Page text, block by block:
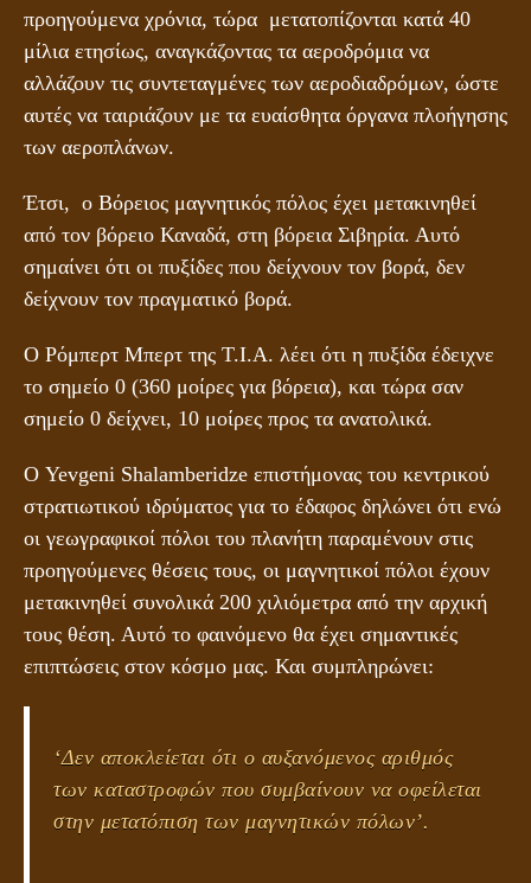
προηγούμενα χρόνια, τώρα μετατοπίζονται κατά 40
μίλια ετησίως, αναγκάζοντας τα αεροδρόμια να
αλλάζουν τις συντεταγμένες των αεροδιαδρόμων, ώστε
αυτές να ταιριάζουν με τα ευαίσθητα όργανα πλοήγησης
των αεροπλάνων.
Έτσι, ο Βόρειος μαγνητικός πόλος έχει μετακινηθεί
από τον βόρειο Καναδά, στη βόρεια Σιβηρία. Αυτό
σημαίνει ότι οι πυξίδες που δείχνουν τον βορά, δεν
δείχνουν τον πραγματικό βορά.
Ο Ρόμπερτ Μπερτ της Τ.Ι.Α. λέει ότι η πυξίδα έδειχνε
το σημείο 0 (360 μοίρες για βόρεια), και τώρα σαν
σημείο 0 δείχνει, 10 μοίρες προς τα ανατολικά.
Ο Yevgeni Shalamberidze επιστήμονας του κεντρικού
στρατιωτικού ιδρύματος για το έδαφος δηλώνει ότι ενώ
οι γεωγραφικοί πόλοι του πλανήτη παραμένουν στις
προηγούμενες θέσεις τους, οι μαγνητικοί πόλοι έχουν
μετακινηθεί συνολικά 200 χιλιόμετρα από την αρχική
τους θέση. Αυτό το φαινόμενο θα έχει σημαντικές
επιπτώσεις στον κόσμο μας. Και συμπληρώνει:
‘Δεν αποκλείεται ότι ο αυξανόμενος αριθμός
των καταστροφών που συμβαίνουν να οφείλεται
στην μετατόπιση των μαγνητικών πόλων’.